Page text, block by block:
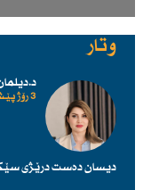
وتار
3 رۆژ پێش ئێستا
دیسان دەست درێژی